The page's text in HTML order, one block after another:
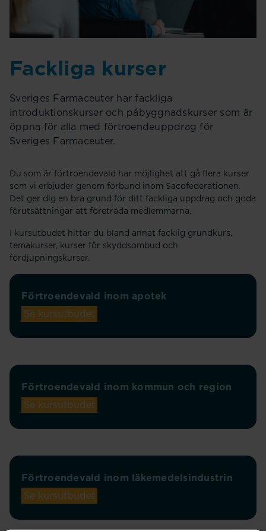
Fackliga kurser
Sveriges Farmaceuter har fackliga
introduktionskurser och påbyggnadskurser som är
öppna för alla med förtroendeuppdrag för
Sveriges Farmaceuter.
Du som är förtroendevald har möjlighet att gå flera kurser
som vi erbjuder genom förbund inom Sacofederationen.
Det ger dig en bra grund för ditt fackliga uppdrag och goda
förutsättningar att företräda medlemmarna.
I kursutbudet hittar du bland annat facklig grundkurs,
temakurser, kurser för skyddsombud och
fördjupningskurser.
Förtroendevald inom apotek
Se kursutbudet
Förtroendevald inom kommun och region
Se kursutbudet
Förtroendevald inom läkemedelsindustrin
Se kursutbudet